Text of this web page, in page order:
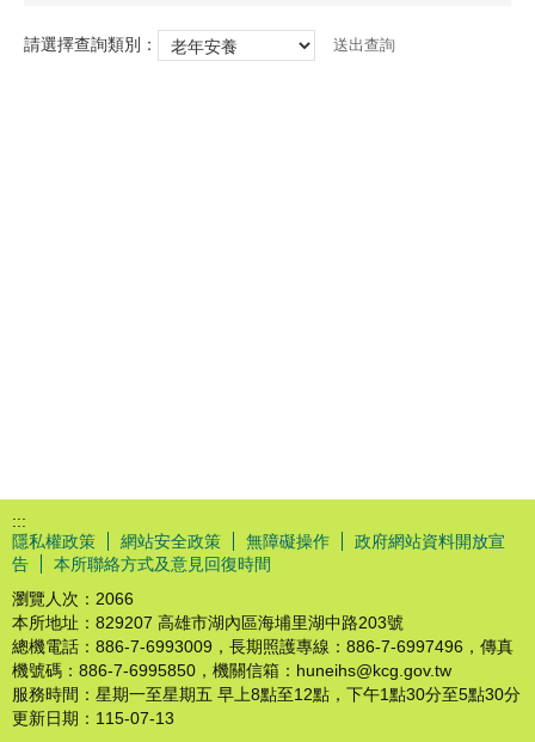
請選擇查詢類別：
:::
隱私權政策
網站安全政策 無障礙操作
政府網站資料開放宣
告
本所聯絡方式及意見回復時間
瀏覽人次： 2066
本所地址：829207 高雄市湖內區海埔里湖中路203號
總機電話：886-7-6993009，長期照護專線：886-7-6997496，傳真
機號碼：886-7-6995850，機關信箱：huneihs@kcg.gov.tw
服務時間：星期一至星期五 早上8點至12點，下午1點30分至5點30分
更新日期： 115-07-13